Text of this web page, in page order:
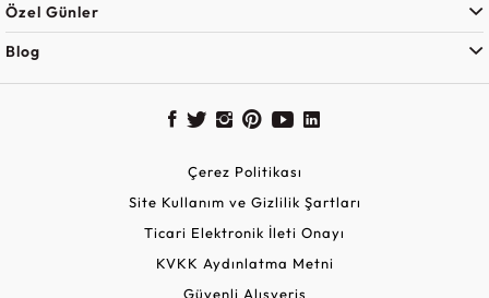
Özel Günler
Blog
Çerez Politikası
Site Kullanım ve Gizlilik Şartları
Ticari Elektronik İleti Onayı
KVKK Aydınlatma Metni
Güvenli Alışveriş